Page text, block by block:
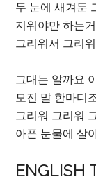
두 눈에 새겨둔
지워야만 하는
그리워서 그리
그대는 알까요
모진 말 한마디
그리워 그리워
아픈 눈물에 살
ENGLISH